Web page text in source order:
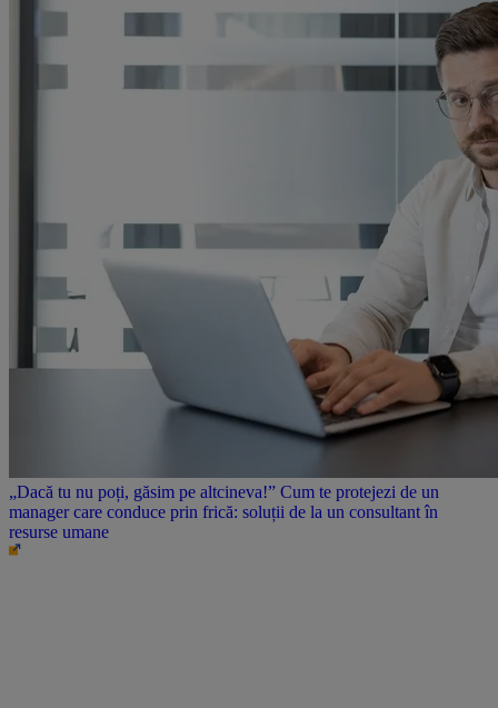
„Dacă tu nu poți, găsim pe altcineva!” Cum te protejezi de un
manager care conduce prin frică: soluții de la un consultant în
resurse umane